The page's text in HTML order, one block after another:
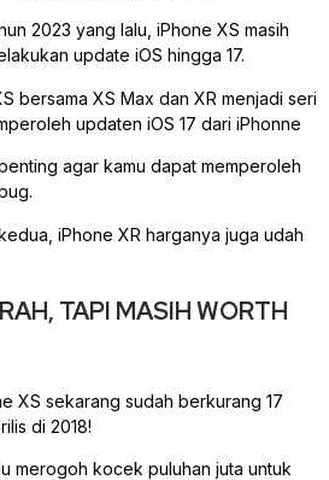
2023 yang lalu, iPhone XS masih
update iOS hingga 17.
bersama XS Max dan XR menjadi seri
updaten iOS 17 dari iPhonne
agar kamu dapat memperoleh
iPhone XR harganya juga udah
TAPI MASIH WORTH
XS sekarang sudah berkurang 17
di 2018!
merogoh kocek puluhan juta untuk